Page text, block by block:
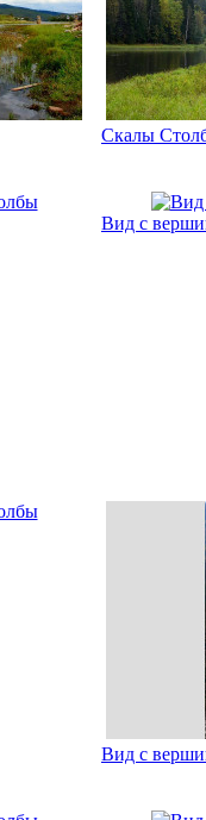
Скалы
Вид с
Вид с